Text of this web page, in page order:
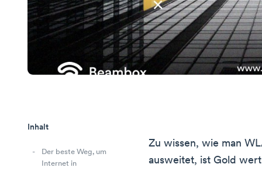
Inhalt
Der beste Weg, um
Internet in
Zu wissen, wie man
ausweitet, ist Gold